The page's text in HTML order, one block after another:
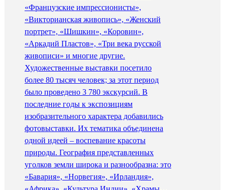
«Французские импрессионисты»,
«Викторианская живопись», «Женский
портрет», «Шишкин», «Коровин»,
«Аркадий Пластов», «Три века русской
живописи» и многие другие.
Художественные выставки посетило
более 80 тысяч человек; за этот период
было проведено 3 780 экскурсий. В
последние годы к экспозициям
изобразительного характера добавились
фотовыставки. Их тематика объединена
одной идеей – воспевание красоты
природы. География представленных
уголков земли широка и разнообразна: это
«Бавария», «Норвегия», «Ирландия»,